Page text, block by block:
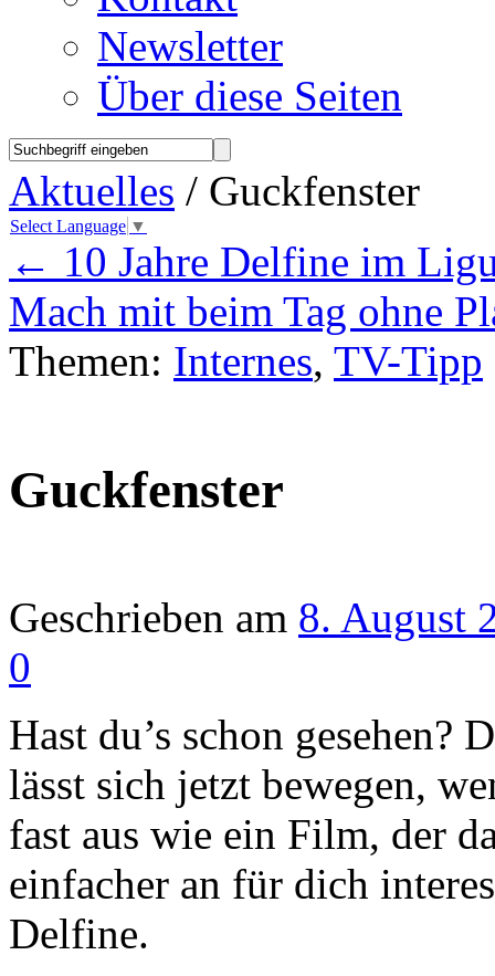
Newsletter
Über diese Seiten
Aktuelles / Guckfenster
Select Language ▼
← 10 Jahre Delfine im
Mach mit beim Tag ohne
Themen: Internes, TV-Tipp
Guckfenster
Geschrieben am 8. August
0
Hast du’s schon gesehen?
lässt sich jetzt bewegen,
fast aus wie ein Film, der
einfacher an für dich
Delfine.